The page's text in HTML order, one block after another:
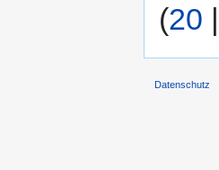
(20
Datenschutz